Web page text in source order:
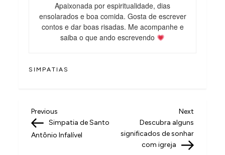
Apaixonada por espiritualidade, dias
ensolarados e boa comida. Gosta de escrever
contos e dar boas risadas. Me acompanhe e
saiba o que ando escrevendo
SIMPATIAS
N
a
Previous
Post
Previous
Simpatia de Santo
Antônio Infalível
Next
Post
Next
Descubra alguns
significados de sonhar
com igreja